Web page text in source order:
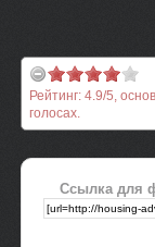
Рейтинг: 4.9/5,
голосах.
Ссылка для